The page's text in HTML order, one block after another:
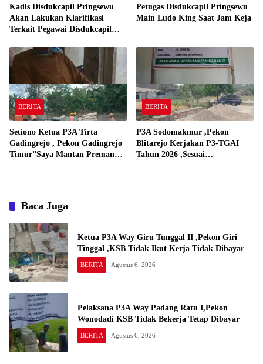
Kadis Disdukcapil Pringsewu
Akan Lakukan Klarifikasi
Terkait Pegawai Disdukcapil
Kerja
Petugas Disdukcapil Pringsewu
Main Ludo King Saat Jam Keja
BERITA
Setiono Ketua P3A Tirta
Gadingrejo , Pekon Gadingrejo
Timur”Saya Mantan Preman
BERITA
P3A Sodomakmur ,Pekon
Blitarejo Kerjakan P3-TGAI
Tahun 2026 ,Sesuai
Baca Juga
Ketua P3A Way Giru Tunggal II ,Pekon Giri
Tinggal ,KSB Tidak Ikut Kerja Tidak Dibayar
BERITA Agustus 6, 2026
Pelaksana P3A Way Padang Ratu I,Pekon
Wonodadi KSB Tidak Bekerja Tetap Dibayar
BERITA Agustus 6, 2026